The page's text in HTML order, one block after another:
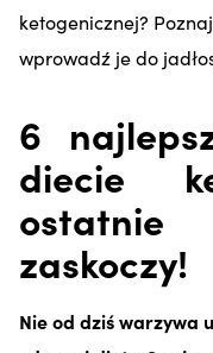
ketogenicznej?
wprowadź je do
6
diecie
zaskoczy!
Nie od dziś warzywa